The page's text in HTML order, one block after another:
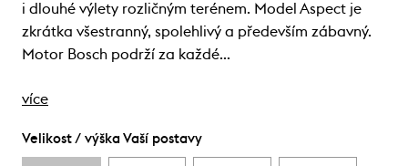
i dlouhé výlety rozličným terénem. Model Aspect je
zkrátka všestranný, spolehlivý a především zábavný.
Motor Bosch podrží za každé…
více
Velikost / výška Vaší postavy